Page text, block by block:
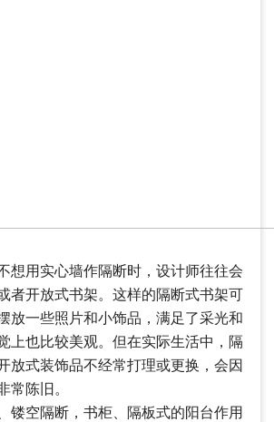
想用实心墙作隔断时，设计师往往会
者开放式书架。这样的隔断式书架可
放一些照片和小饰品，满足了采光和
上也比较美观。但在实际生活中，隔
放式装饰品不经常打理或更换，会因
常陈旧。
镂空隔断，书柜、隔板式的阳台作用